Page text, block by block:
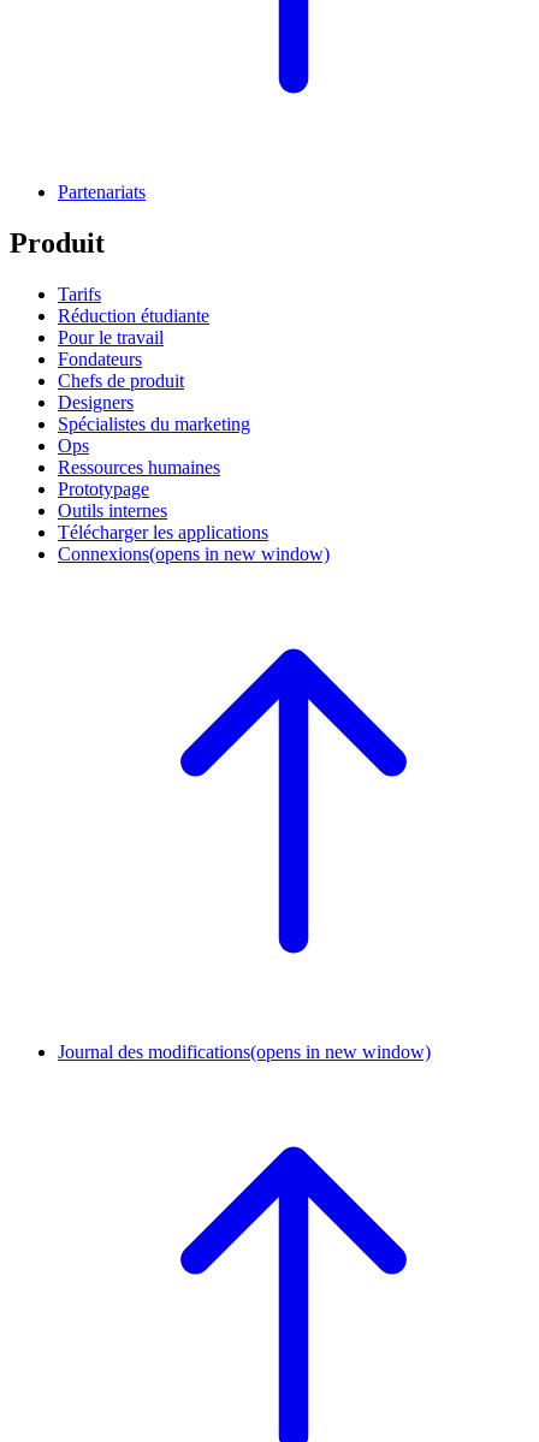
Partenariats
Produit
Tarifs
Réduction étudiante
Pour le travail
Fondateurs
Chefs de produit
Designers
Spécialistes du marketing
Ops
Ressources humaines
Prototypage
Outils internes
Télécharger les applications
Connexions(opens in new window)
Journal des modifications(opens in new window)